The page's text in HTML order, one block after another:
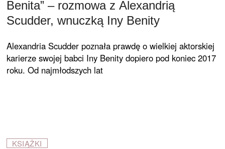
Benita” – rozmowa z Alexandrią
Scudder, wnuczką Iny Benity
Alexandria Scudder poznała prawdę o wielkiej aktorskiej
karierze swojej babci Iny Benity dopiero pod koniec 2017
roku. Od najmłodszych lat
KSIĄŻKI